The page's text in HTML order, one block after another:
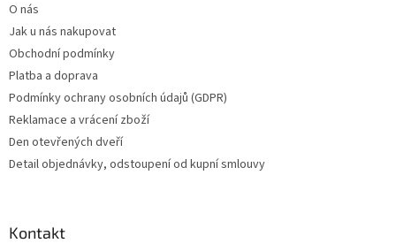
O nás
Jak u nás nakupovat
Obchodní podmínky
Platba a doprava
Podmínky ochrany osobních údajů (GDPR)
Reklamace a vrácení zboží
Den otevřených dveří
Detail objednávky, odstoupení od kupní smlouvy
Kontakt